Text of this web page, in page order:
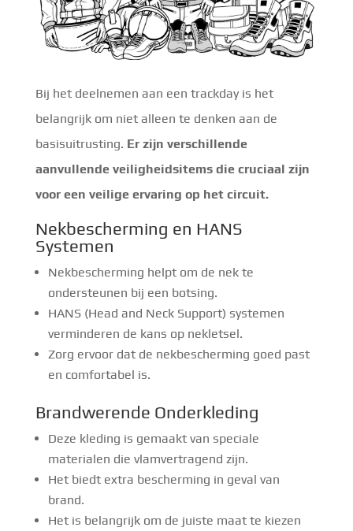
Bij het deelnemen aan een trackday is het
belangrijk om niet alleen te denken aan de
basisuitrusting. Er zijn verschillende
aanvullende veiligheidsitems die cruciaal zijn
voor een veilige ervaring op het circuit.
Nekbescherming en HANS
Systemen
Nekbescherming helpt om de nek te
ondersteunen bij een botsing.
HANS (Head and Neck Support) systemen
verminderen de kans op nekletsel.
Zorg ervoor dat de nekbescherming goed past
en comfortabel is.
Brandwerende Onderkleding
Deze kleding is gemaakt van speciale
materialen die vlamvertragend zijn.
Het biedt extra bescherming in geval van
brand.
Het is belangrijk om de juiste maat te kiezen